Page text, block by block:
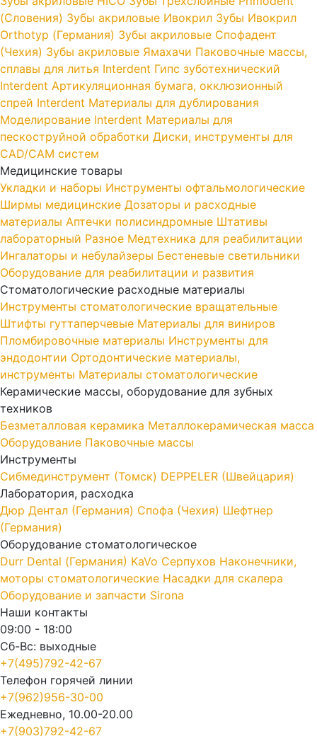
(Словения) Зубы акриловые Ивокрил Зубы Ивокрил
Orthotyp (Германия) Зубы акриловые Спофадент
(Чехия) Зубы акриловые Ямахачи Паковочные массы,
сплавы для литья Interdent Гипс зуботехнический
Interdent Артикуляционная бумага, окклюзионный
спрей Interdent Материалы для дублирования
Моделирование Interdent Материалы для
пескоструйной обработки Диски, инструменты для
CAD/CAM систем
Медицинские товары
Укладки и наборы Инструменты офтальмологические
Ширмы медицинские Дозаторы и расходные
материалы Аптечки полисиндромные Штативы
лабораторный Разное Медтехника для реабилитации
Ингалаторы и небулайзеры Бестеневые светильники
Оборудование для реабилитации и развития
Стоматологические расходные материалы
Инструменты стоматологические вращательные
Штифты гуттаперчевые Материалы для виниров
Пломбировочные материалы Инструменты для
эндодонтии Ортодонтические материалы,
инструменты Материалы стоматологические
Керамические массы, оборудование для зубных
техников
Безметалловая керамика Металлокерамическая масса
Оборудование Паковочные массы
Инструменты
Cибмединструмент (Томск) DEPPELER (Швейцария)
Лаборатория, расходка
Дюр Дентал (Германия) Спофа (Чехия) Шефтнер
(Германия)
Оборудование стоматологическое
Durr Dental (Германия) KaVo Серпухов Наконечники,
моторы стоматологические Насадки для скалера
Оборудование и запчасти Sirona
Наши контакты
09:00 - 18:00
Сб-Вс: выходные
+7(495)792-42-67
Телефон горячей линии
+7(962)956-30-00
Ежедневно, 10.00-20.00
+7(903)792-42-67